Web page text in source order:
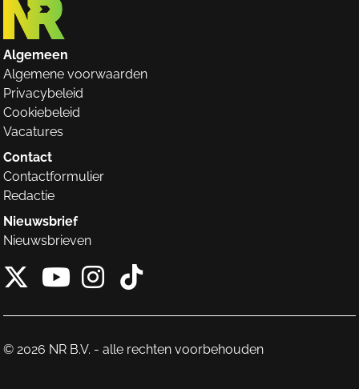
Algemeen
Algemene voorwaarden
Privacybeleid
Cookiebeleid
Vacatures
Contact
Contactformulier
Redactie
Nieuwsbrief
Nieuwsbrieven
X van NieuwRechts
Instagram van
Tiktok van
© 2026 NR B.V. - alle rechten voorbehouden